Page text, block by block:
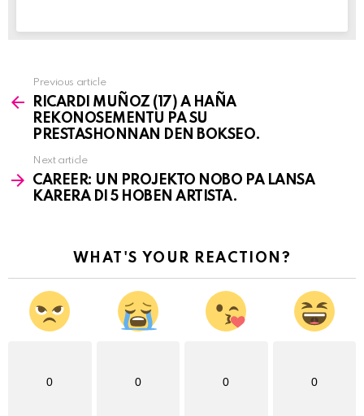
more
Previous article
RICARDI MUÑOZ (17) A HAÑA
REKONOSEMENTU PA SU
PRESTASHONNAN DEN BOKSEO.
Next article
CAREER: UN PROJEKTO NOBO PA LANSA
KARERA DI 5 HOBEN ARTISTA.
WHAT'S YOUR REACTION?
0 0 0 0